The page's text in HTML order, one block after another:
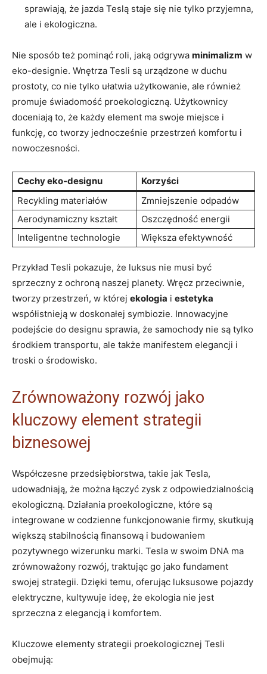
sprawiają, że jazda Teslą staje się nie tylko przyjemna,
ale i ekologiczna.
Nie sposób też pominąć roli, jaką odgrywa minimalizm w
eko-designie. Wnętrza Tesli są urządzone w duchu
prostoty, co nie tylko ułatwia użytkowanie, ale również
promuje świadomość proekologiczną. Użytkownicy
doceniają to, że każdy element ma swoje miejsce i
funkcję, co tworzy jednocześnie przestrzeń komfortu i
nowoczesności.
Cechy eko-designu
Korzyści
Recykling materiałów
Zmniejszenie odpadów
Aerodynamiczny kształt
Oszczędność energii
Inteligentne technologie
Większa efektywność
Przykład Tesli pokazuje, że luksus nie musi być
sprzeczny z ochroną naszej planety. Wręcz przeciwnie,
tworzy przestrzeń, w której ekologia i estetyka
współistnieją w doskonałej symbiozie. Innowacyjne
podejście do designu sprawia, że samochody nie są tylko
środkiem transportu, ale także manifestem elegancji i
troski o środowisko.
Zrównoważony rozwój jako
kluczowy element strategii
biznesowej
Współczesne przedsiębiorstwa, takie jak Tesla,
udowadniają, że można łączyć zysk z odpowiedzialnością
ekologiczną. Działania proekologiczne, które są
integrowane w codzienne funkcjonowanie firmy, skutkują
większą stabilnością finansową i budowaniem
pozytywnego wizerunku marki. Tesla w swoim DNA ma
zrównoważony rozwój, traktując go jako fundament
swojej strategii. Dzięki temu, oferując luksusowe pojazdy
elektryczne, kultywuje ideę, że ekologia nie jest
sprzeczna z elegancją i komfortem.
Kluczowe elementy strategii proekologicznej Tesli
obejmują: